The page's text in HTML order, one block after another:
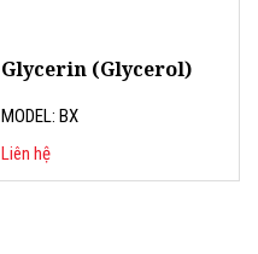
Glycerin (Glycerol)
MODEL: BX
Liên hệ